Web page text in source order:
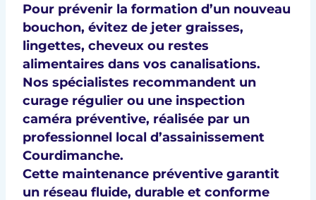
Pour prévenir la formation d’un nouveau
bouchon, évitez de jeter graisses,
lingettes, cheveux ou restes
alimentaires dans vos canalisations.
Nos spécialistes recommandent un
curage régulier ou une inspection
caméra préventive, réalisée par un
professionnel local d’assainissement
Courdimanche.
Cette maintenance préventive garantit
un réseau fluide, durable et conforme